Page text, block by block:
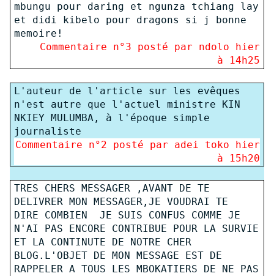
mbungu pour daring et ngunza tchiang lay
et didi kibelo pour dragons si j bonne
memoire!
Commentaire n°3 posté par ndolo hier
à 14h25
L'auteur de l'article sur les evêques
n'est autre que l'actuel ministre KIN
NKIEY MULUMBA, à l'époque simple
journaliste
Commentaire n°2 posté par adei toko hier
à 15h20
TRES CHERS MESSAGER ,AVANT DE TE
DELIVRER MON MESSAGER,JE VOUDRAI TE
DIRE COMBIEN JE SUIS CONFUS COMME JE
N'AI PAS ENCORE CONTRIBUE POUR LA SURVIE
ET LA CONTINUTE DE NOTRE CHER
BLOG.L'OBJET DE MON MESSAGE EST DE
RAPPELER A TOUS LES MBOKATIERS DE NE PAS